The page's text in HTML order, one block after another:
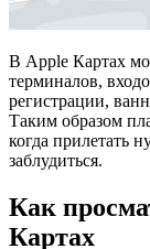
В Apple Картах
терминалов,
регистрации,
Таким образом
когда прилетать
заблудиться.
Как
Картах